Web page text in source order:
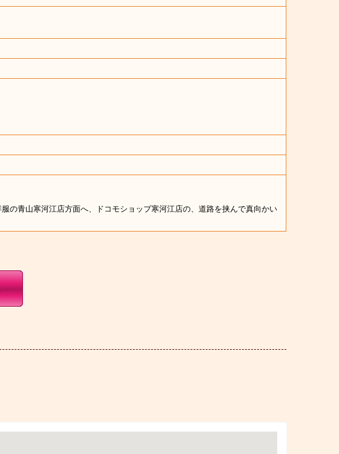
の青山寒河江店方面へ、ドコモショップ寒河江店の、道路を挟んで真向かい